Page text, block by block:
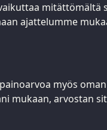
mitättömältä
ajattelumme
myös oman
mukaan, arvostan